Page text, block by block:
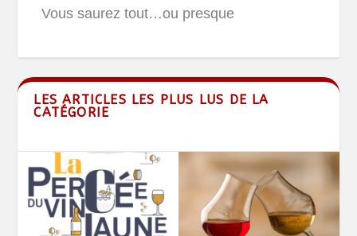
Vous saurez tout…ou presque
LES ARTICLES LES PLUS LUS DE LA
CATÉGORIE